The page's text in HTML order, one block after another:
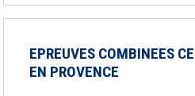
EPREUVES COMBINEES
EN PROVENCE